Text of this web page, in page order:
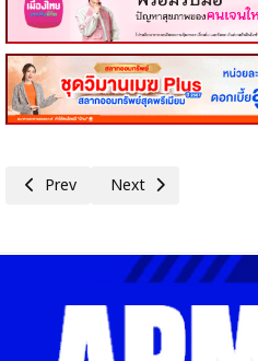
Previous article: ออมสิน หนุน
Prev Next article: ธอส.จับมื
Next